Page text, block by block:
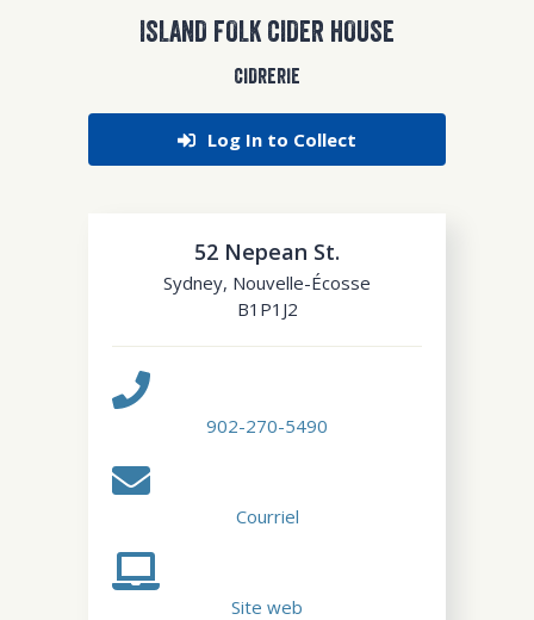
ISLAND FOLK CIDER HOUSE
CIDRERIE
Log In to Collect
52 Nepean St.
Sydney, Nouvelle-Écosse
B1P1J2
902-270-5490
Courriel
Site web